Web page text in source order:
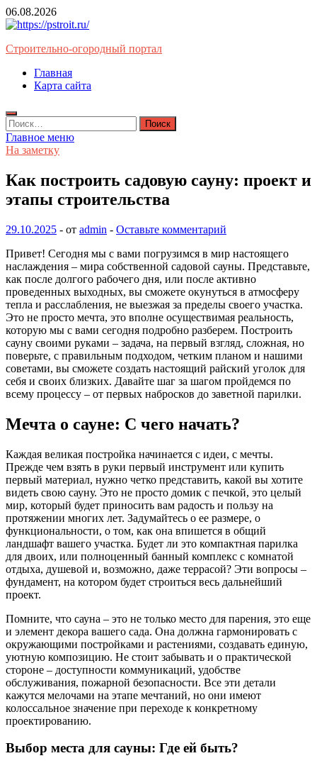
Перейти
к
06.08.2026
Строительно-огородный портал
Главная
Карта сайта
Найти:
Главное меню
На заметку
Как построить садовую сауну: проект и
этапы строительства
29.10.2025 - от admin - Оставьте комментарий
Привет! Сегодня мы с вами погрузимся в мир настоящего
наслаждения – мира собственной садовой сауны. Представьте,
как после долгого рабочего дня, или после активно
проведенных выходных, вы сможете окунуться в атмосферу
тепла и расслабления, не выезжая за пределы своего участка.
Это не просто мечта, это вполне осуществимая реальность,
которую мы с вами сегодня подробно разберем. Построить
сауну своими руками – задача, на первый взгляд, сложная, но
поверьте, с правильным подходом, четким планом и нашими
советами, вы сможете создать настоящий райский уголок для
себя и своих близких. Давайте шаг за шагом пройдемся по
всему процессу – от первых набросков до заветной парилки.
Мечта о сауне: С чего начать?
Каждая великая постройка начинается с идеи, с мечты.
Прежде чем взять в руки первый инструмент или купить
первый материал, нужно четко представить, какой вы хотите
видеть свою сауну. Это не просто домик с печкой, это целый
мир, который будет приносить вам радость и пользу на
протяжении многих лет. Задумайтесь о ее размере, о
функциональности, о том, как она впишется в общий
ландшафт вашего участка. Будет ли это компактная парилка
для двоих, или полноценный банный комплекс с комнатой
отдыха, душевой и, возможно, даже террасой? Эти вопросы –
фундамент, на котором будет строиться весь дальнейший
проект.
Помните, что сауна – это не только место для парения, это еще
и элемент декора вашего сада. Она должна гармонировать с
окружающими постройками и растениями, создавать единую,
уютную композицию. Не стоит забывать и о практической
стороне – доступности коммуникаций, удобстве
обслуживания, пожарной безопасности. Все эти детали
кажутся мелочами на этапе мечтаний, но они имеют
колоссальное значение при переходе к конкретному
проектированию.
Выбор места для сауны: Где ей быть?